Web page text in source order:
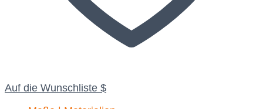
Auf die Wunschliste